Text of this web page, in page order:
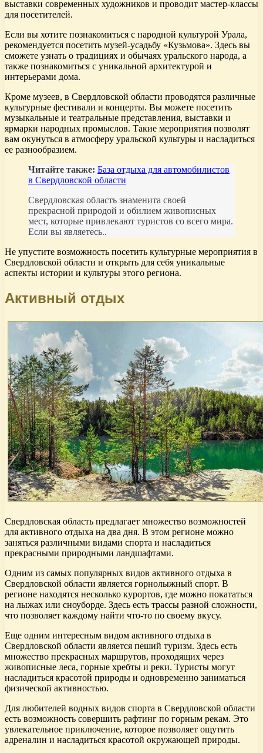
выставки современных художников и проводит мастер-классы
для посетителей.
Если вы хотите познакомиться с народной культурой Урала,
рекомендуется посетить музей-усадьбу «Кузьмова». Здесь вы
сможете узнать о традициях и обычаях уральского народа, а
также познакомиться с уникальной архитектурой и
интерьерами дома.
Кроме музеев, в Свердловской области проводятся различные
культурные фестивали и концерты. Вы можете посетить
музыкальные и театральные представления, выставки и
ярмарки народных промыслов. Такие мероприятия позволят
вам окунуться в атмосферу уральской культуры и насладиться
ее разнообразием.
Читайте также: База отдыха для автомобилистов
в Свердловской области
Свердловская область знаменита своей
прекрасной природой и обилием живописных
мест, которые привлекают туристов со всего мира.
Если вы являетесь..
Не упустите возможность посетить культурные мероприятия в
Свердловской области и открыть для себя уникальные
аспекты истории и культуры этого региона.
Активный отдых
Свердловская область предлагает множество возможностей
для активного отдыха на два дня. В этом регионе можно
заняться различными видами спорта и насладиться
прекрасными природными ландшафтами.
Одним из самых популярных видов активного отдыха в
Свердловской области является горнолыжный спорт. В
регионе находятся несколько курортов, где можно покататься
на лыжах или сноуборде. Здесь есть трассы разной сложности,
что позволяет каждому найти что-то по своему вкусу.
Еще одним интересным видом активного отдыха в
Свердловской области является пеший туризм. Здесь есть
множество прекрасных маршрутов, проходящих через
живописные леса, горные хребты и реки. Туристы могут
насладиться красотой природы и одновременно заниматься
физической активностью.
Для любителей водных видов спорта в Свердловской области
есть возможность совершить рафтинг по горным рекам. Это
увлекательное приключение, которое позволяет ощутить
адреналин и насладиться красотой окружающей природы.